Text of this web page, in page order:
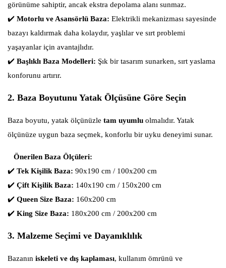
görünüme sahiptir, ancak ekstra depolama alanı sunmaz.
✔️ Motorlu ve Asansörlü Baza: Elektrikli mekanizması sayesinde
bazayı kaldırmak daha kolaydır, yaşlılar ve sırt problemi
yaşayanlar için avantajlıdır.
✔️ Başlıklı Baza Modelleri: Şık bir tasarım sunarken, sırt yaslama
konforunu artırır.
2. Baza Boyutunu Yatak Ölçüsüne Göre Seçin
Baza boyutu, yatak ölçünüzle tam uyumlu olmalıdır. Yatak
ölçünüze uygun baza seçmek, konforlu bir uyku deneyimi sunar.
Önerilen Baza Ölçüleri:
✔️ Tek Kişilik Baza: 90x190 cm / 100x200 cm
✔️ Çift Kişilik Baza: 140x190 cm / 150x200 cm
✔️ Queen Size Baza: 160x200 cm
✔️ King Size Baza: 180x200 cm / 200x200 cm
3. Malzeme Seçimi ve Dayanıklılık
Bazanın iskeleti ve dış kaplaması, kullanım ömrünü ve